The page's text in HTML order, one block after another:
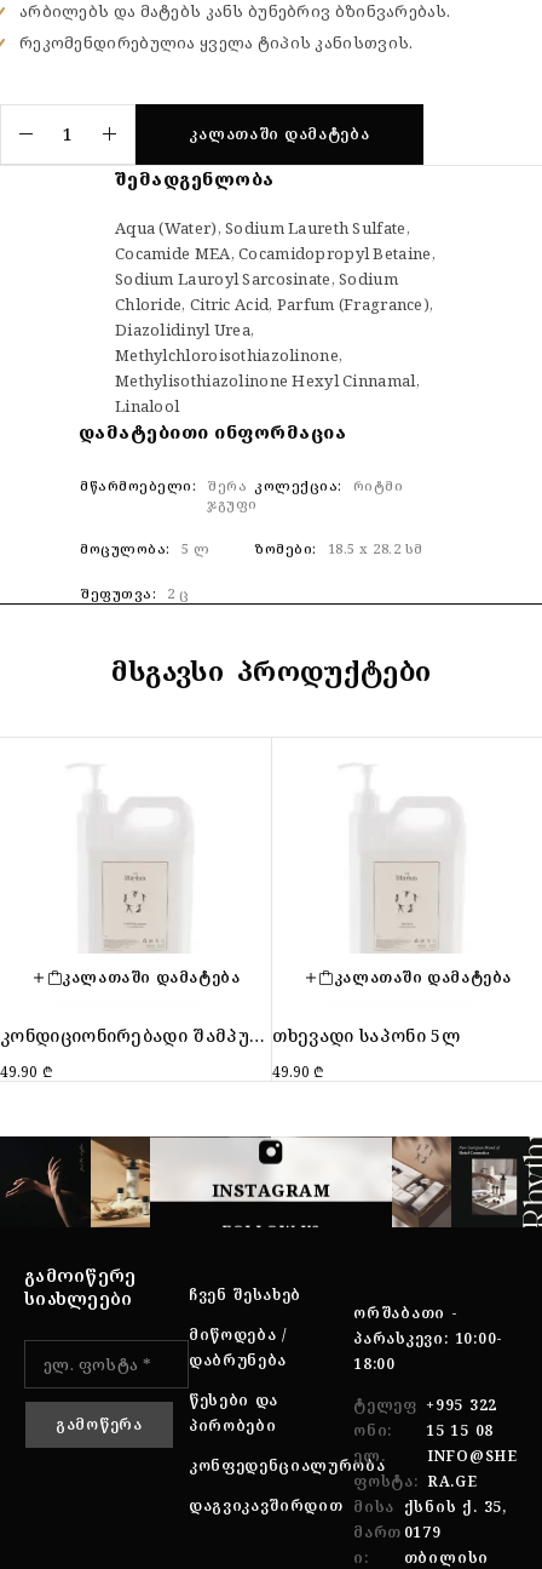
არბილებს და მატებს კანს ბუნებრივ ბზინვარებას.
რეკომენდირებულია ყველა ტიპის კანისთვის.
ᲙᲐᲚᲐᲗᲐᲨᲘ ᲓᲐᲛᲐᲢᲔᲑᲐ
ᲨᲔᲛᲐᲓᲒᲔᲜᲚᲝᲑᲐ
Aqua (Water), Sodium Laureth Sulfate,
Cocamide MEA, Cocamidopropyl Betaine,
Sodium Lauroyl Sarcosinate, Sodium
Chloride, Citric Acid, Parfum (Fragrance),
Diazolidinyl Urea,
Methylchloroisothiazolinone,
Methylisothiazolinone Hexyl Cinnamal,
Linalool
ᲓᲐᲛᲐᲢᲔᲑᲘᲗᲘ ᲘᲜᲤᲝᲠᲛᲐᲪᲘᲐ
ᲛᲬᲐᲠᲛᲝᲔᲑᲔᲚᲘ
შერა
ჯგუფი
ᲙᲝᲚᲔᲥᲪᲘᲐ რიტმი
ᲛᲝᲪᲣᲚᲝᲑᲐ 5 ლ ᲖᲝᲛᲔᲑᲘ 18.5 x 28.2 სმ
ᲨᲔᲤᲣᲗᲕᲐ 2 ც
ᲛᲡᲒᲐᲕᲡᲘ ᲞᲠᲝᲓᲣᲥᲢᲔᲑᲘ
ᲙᲐᲚᲐᲗᲐᲨᲘ ᲓᲐᲛᲐᲢᲔᲑᲐ
კონდიციონირებადი შამპუნი 5ლ
49.90 ₾
ᲙᲐᲚᲐᲗᲐᲨᲘ ᲓᲐᲛᲐᲢᲔᲑᲐ
თხევადი საპონი 5ლ
49.90₾
INSTAGRAM
FOLLOW US
ᲒᲐᲛᲝᲘᲬᲔᲠᲔ
ᲡᲘᲐᲮᲚᲔᲔᲑᲘ
ᲩᲕᲔᲜ ᲨᲔᲡᲐᲮᲔᲑ
ᲛᲘᲬᲝᲓᲔᲑᲐ /
ᲓᲐᲑᲠᲣᲜᲔᲑᲐ
ᲬᲔᲡᲔᲑᲘ ᲓᲐ
ᲞᲘᲠᲝᲑᲔᲑᲘ
ᲙᲝᲜᲤᲔᲓᲔᲜᲪᲘᲐᲚᲣᲠᲝᲑᲐ
ᲓᲐᲒᲕᲘᲙᲐᲕᲨᲘᲠᲓᲘᲗ
ᲝᲠᲨᲐᲑᲐᲗᲘ -
ᲞᲐᲠᲐᲡᲙᲔᲕᲘ: 10:00-
18:00
ᲢᲔᲚᲔᲤ
ᲝᲜᲘ:
+995 322
15 15 08
ᲔᲚ.
ᲤᲝᲡᲢᲐ:
INFO@SHE
RA.GE
ᲛᲘᲡᲐ
ᲛᲐᲠᲗ
Ი:
ᲥᲡᲜᲘᲡ Ქ. 35,
0179
ᲗᲑᲘᲚᲘᲡᲘ